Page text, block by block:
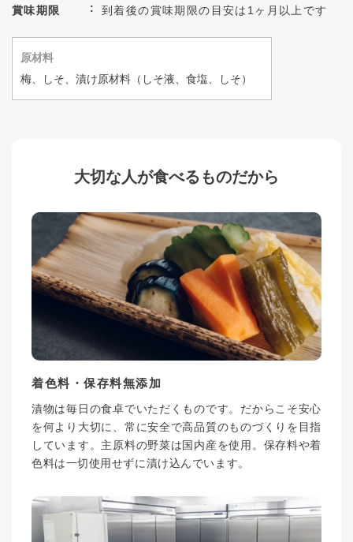
賞味期限 到着後の賞味期限の目安は1ヶ月以上です
原材料
梅、しそ、漬け原材料（しそ液、食塩、しそ）
大切な人が食べるものだから
着色料・保存料無添加
漬物は毎日の食卓でいただくものです。だからこそ安心
を何より大切に、常に安全で高品質のものづくりを目指
しています。主原料の野菜は国内産を使用。保存料や着
色料は一切使用せずに漬け込んでいます。